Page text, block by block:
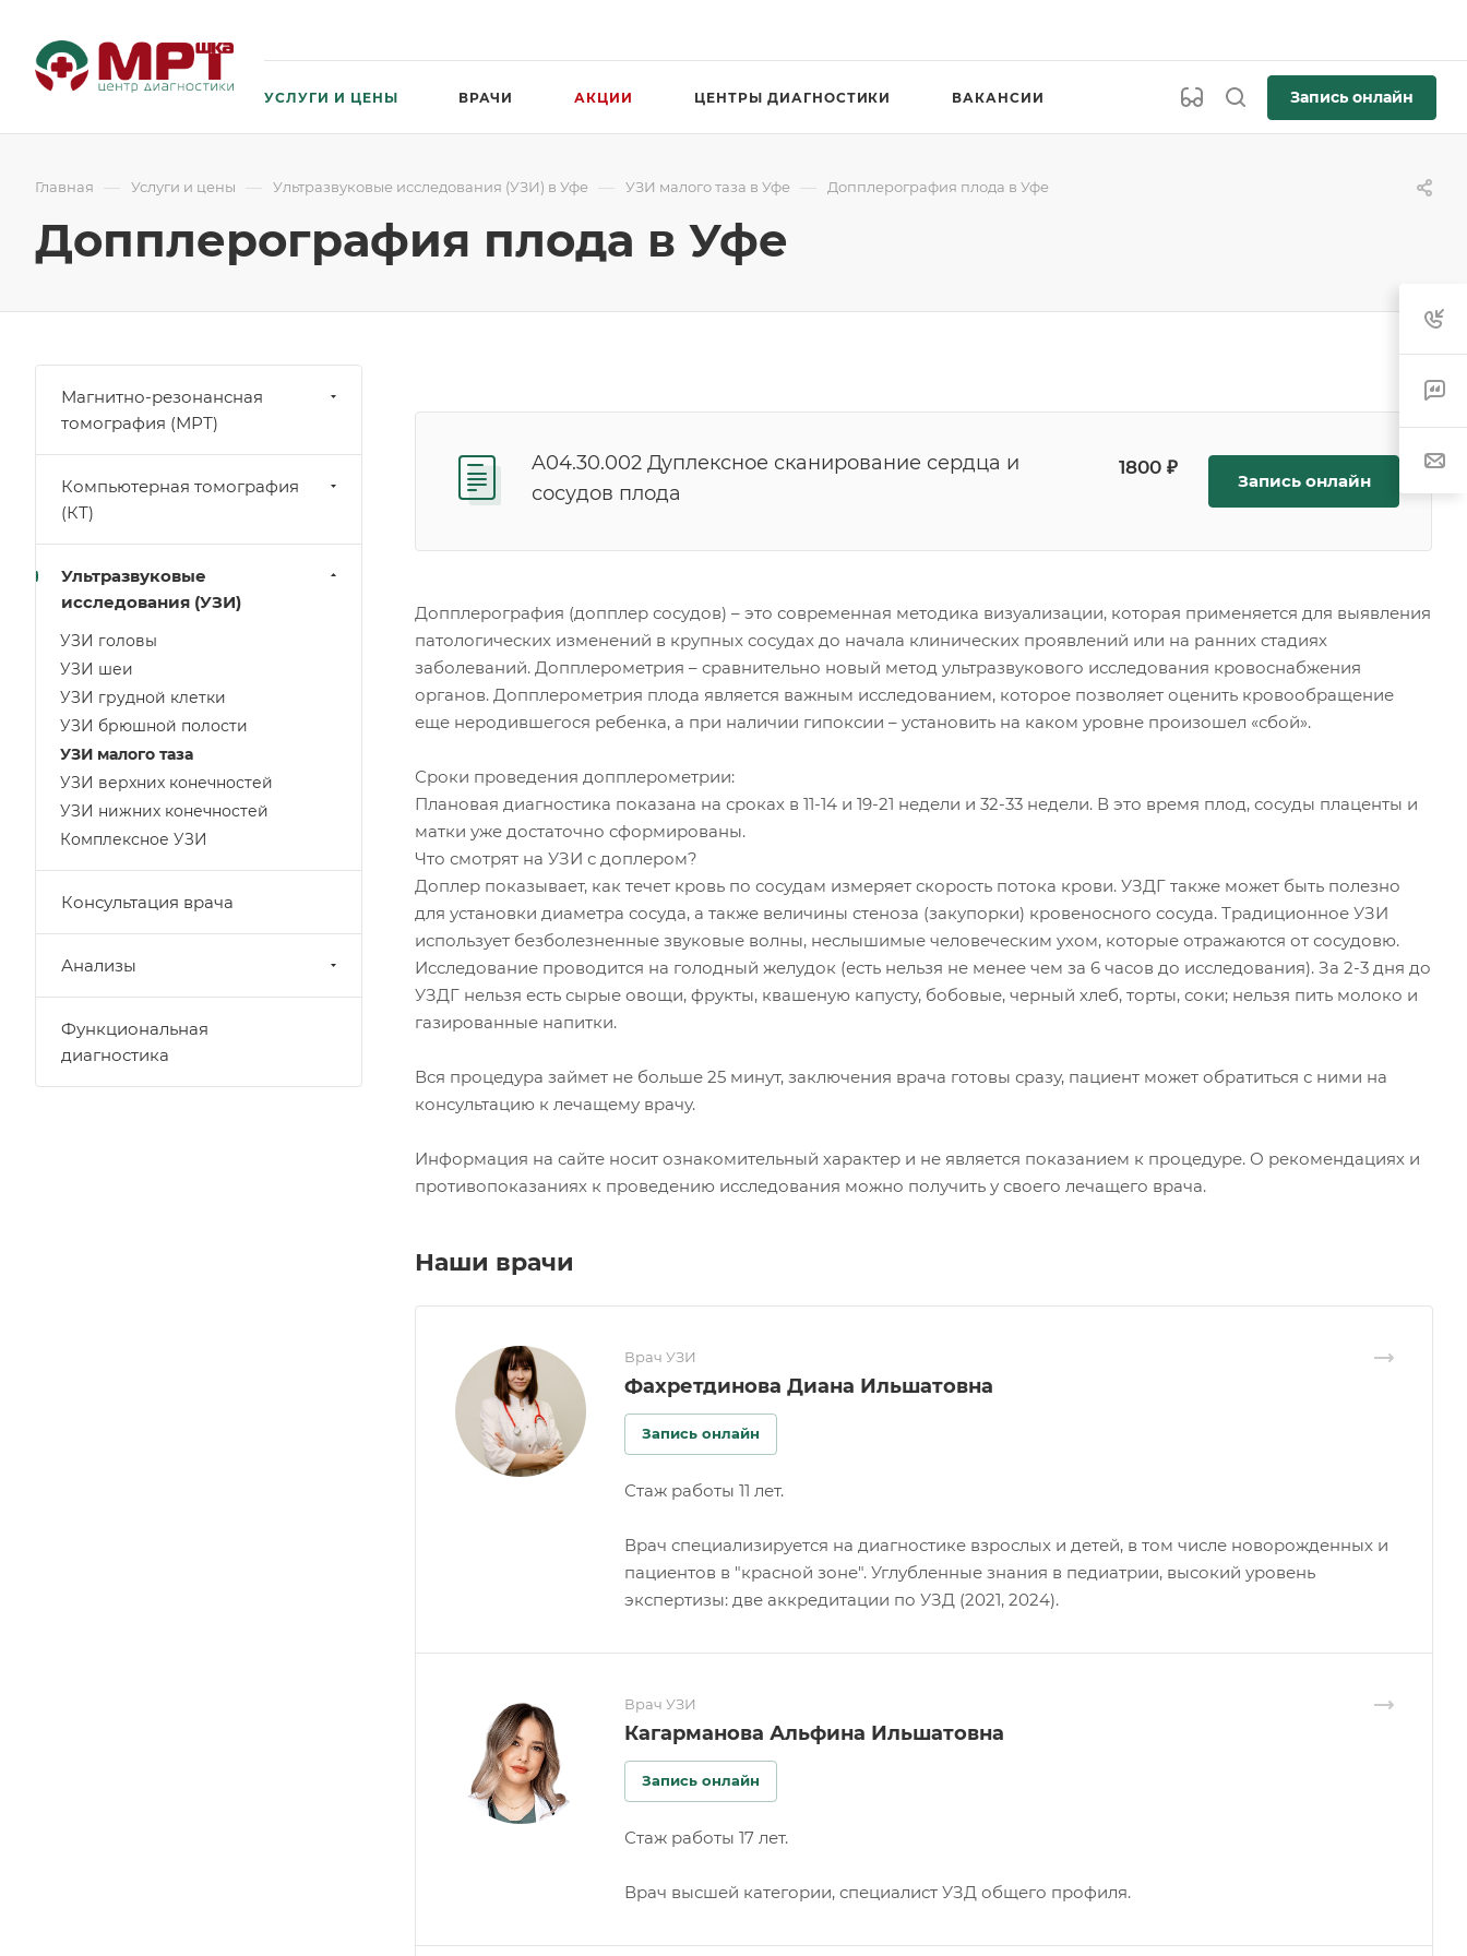
УСЛУГИ И ЦЕНЫ ВРАЧИ АКЦИИ ЦЕНТРЫ ДИАГНОСТИКИ ВАКАНСИИ Запись онлайн
Главная — Услуги и цены — Ультразвуковые исследования (УЗИ) в Уфе — УЗИ малого таза в Уфе — Допплерография плода в Уфе
Допплерография плода в Уфе
A04.30.002 Дуплексное сканирование сердца и
сосудов плода
1800 ₽
Запись онлайн
Допплерография (допплер сосудов) – это современная методика визуализации, которая применяется для выявления
патологических изменений в крупных сосудах до начала клинических проявлений или на ранних стадиях
заболеваний. Допплерометрия – сравнительно новый метод ультразвукового исследования кровоснабжения
органов. Допплерометрия плода является важным исследованием, которое позволяет оценить кровообращение
еще неродившегося ребенка, а при наличии гипоксии – установить на каком уровне произошел «сбой».
Сроки проведения допплерометрии:
Плановая диагностика показана на сроках в 11-14 и 19-21 недели и 32-33 недели. В это время плод, сосуды плаценты и
матки уже достаточно сформированы.
Что смотрят на УЗИ с доплером?
Доплер показывает, как течет кровь по сосудам измеряет скорость потока крови. УЗДГ также может быть полезно
для установки диаметра сосуда, а также величины стеноза (закупорки) кровеносного сосуда. Традиционное УЗИ
использует безболезненные звуковые волны, неслышимые человеческим ухом, которые отражаются от сосудовю.
Исследование проводится на голодный желудок (есть нельзя не менее чем за 6 часов до исследования). За 2-3 дня до
УЗДГ нельзя есть сырые овощи, фрукты, квашеную капусту, бобовые, черный хлеб, торты, соки; нельзя пить молоко и
газированные напитки.
Вся процедура займет не больше 25 минут, заключения врача готовы сразу, пациент может обратиться с ними на
консультацию к лечащему врачу.
Информация на сайте носит ознакомительный характер и не является показанием к процедуре. О рекомендациях и
противопоказаниях к проведению исследования можно получить у своего лечащего врача.
Наши врачи
Врач УЗИ
Фахретдинова Диана Ильшатовна
Запись онлайн
Стаж работы 11 лет.
Врач специализируется на диагностике взрослых и детей, в том числе новорожденных и
пациентов в "красной зоне". Углубленные знания в педиатрии, высокий уровень
экспертизы: две аккредитации по УЗД (2021, 2024).
Врач УЗИ
Кагарманова Альфина Ильшатовна
Запись онлайн
Стаж работы 17 лет.
Врач высшей категории, специалист УЗД общего профиля.
Магнитно-резонансная
томография (МРТ)
Компьютерная томография
(КТ)
Ультразвуковые
исследования (УЗИ)
УЗИ головы
УЗИ шеи
УЗИ грудной клетки
УЗИ брюшной полости
УЗИ малого таза
УЗИ верхних конечностей
УЗИ нижних конечностей
Комплексное УЗИ
Консультация врача
Анализы
Функциональная
диагностика